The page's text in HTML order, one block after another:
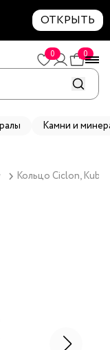
ОТКРЫТЬ
0 0
Камни и
Кольцо Ciclon,